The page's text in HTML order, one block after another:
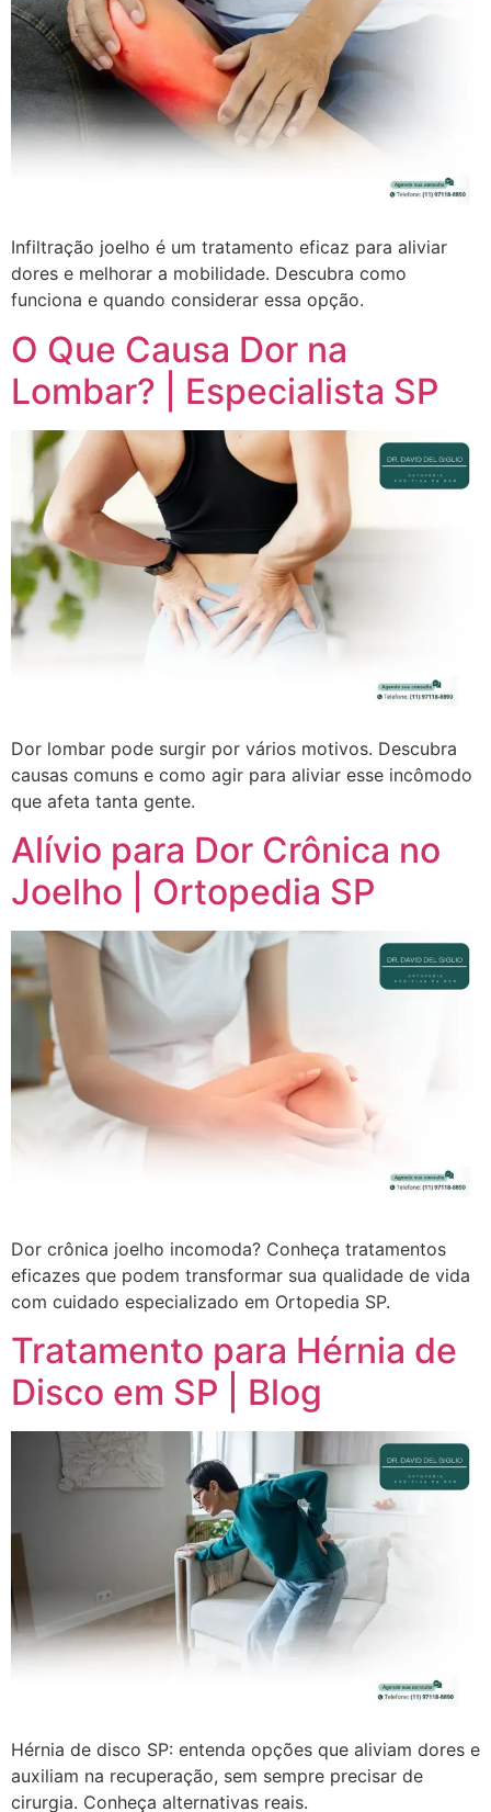
Infiltração joelho é um tratamento eficaz para aliviar
dores e melhorar a mobilidade. Descubra como
funciona e quando considerar essa opção.
O Que Causa Dor na
Lombar? | Especialista SP
Dor lombar pode surgir por vários motivos. Descubra
causas comuns e como agir para aliviar esse incômodo
que afeta tanta gente.
Alívio para Dor Crônica no
Joelho | Ortopedia SP
Dor crônica joelho incomoda? Conheça tratamentos
eficazes que podem transformar sua qualidade de vida
com cuidado especializado em Ortopedia SP.
Tratamento para Hérnia de
Disco em SP | Blog
Hérnia de disco SP: entenda opções que aliviam dores e
auxiliam na recuperação, sem sempre precisar de
cirurgia. Conheça alternativas reais.